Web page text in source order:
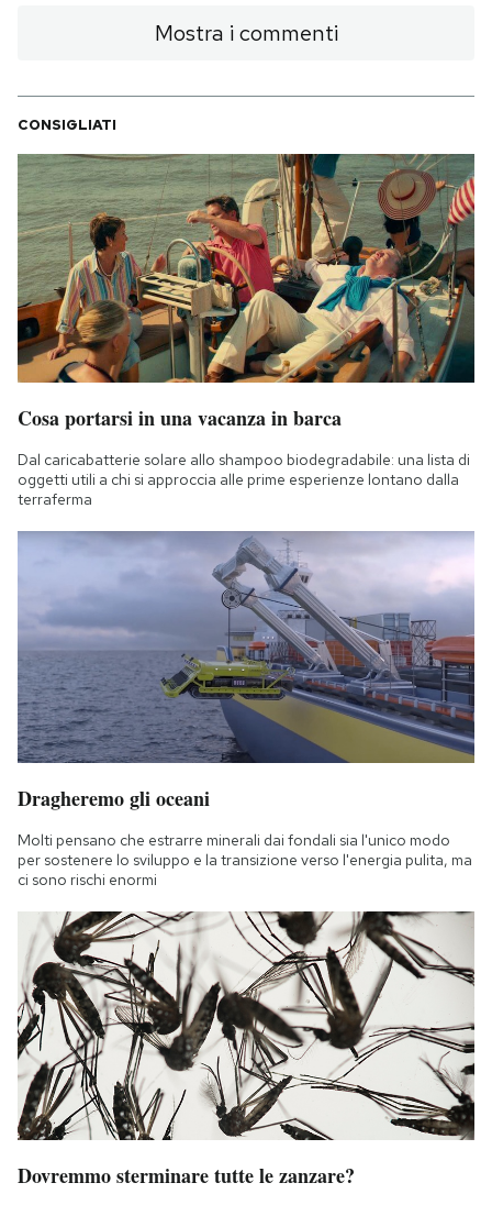
Mostra i commenti
CONSIGLIATI
Cosa portarsi in una vacanza in barca
Dal caricabatterie solare allo shampoo biodegradabile: una lista di
oggetti utili a chi si approccia alle prime esperienze lontano dalla
terraferma
Dragheremo gli oceani
Molti pensano che estrarre minerali dai fondali sia l'unico modo
per sostenere lo sviluppo e la transizione verso l'energia pulita, ma
ci sono rischi enormi
Dovremmo sterminare tutte le zanzare?